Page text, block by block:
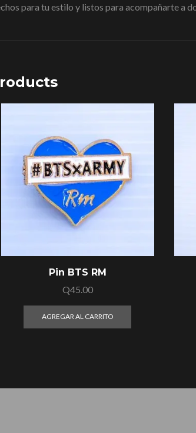
para tu estilo y listos para acompañarte a
Pin BTS RM
Q45.00
AGREGAR AL CARRITO